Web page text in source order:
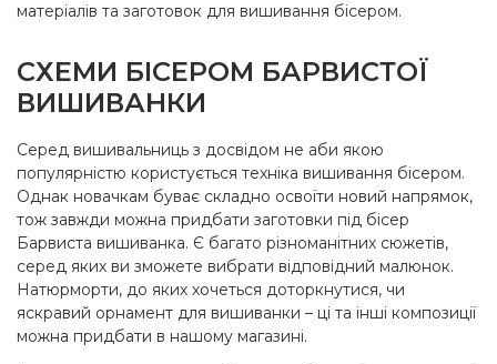
матеріалів та заготовок для вишивання бісером.
СХЕМИ БІСЕРОМ БАРВИСТОЇ
ВИШИВАНКИ
Серед вишивальниць з досвідом не аби якою
популярністю користується техніка вишивання бісером.
Однак новачкам буває складно освоїти новий напрямок,
тож завжди можна придбати заготовки під бісер
Барвиста вишиванка. Є багато різноманітних сюжетів,
серед яких ви зможете вибрати відповідний малюнок.
Натюрморти, до яких хочеться доторкнутися, чи
яскравий орнамент для вишиванки – ці та інші композиції
можна придбати в нашому магазині.